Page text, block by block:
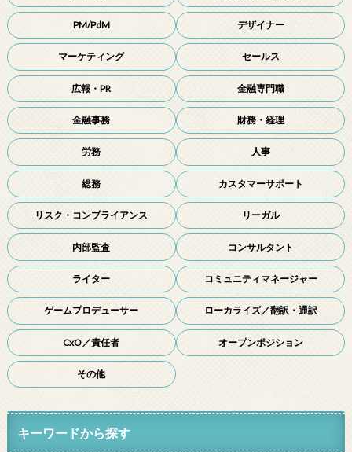
PM/PdM デザイナー
マーケティング セールス
広報・PR 金融専門職
金融事務 財務・経理
労務 人事
総務 カスタマーサポート
リスク・コンプライアンス リーガル
内部監査 コンサルタント
ライター コミュニティマネージャー
ゲームプロデューサー ローカライズ／翻訳・通訳
CxO／責任者 オープンポジション
その他
キーワードから探す